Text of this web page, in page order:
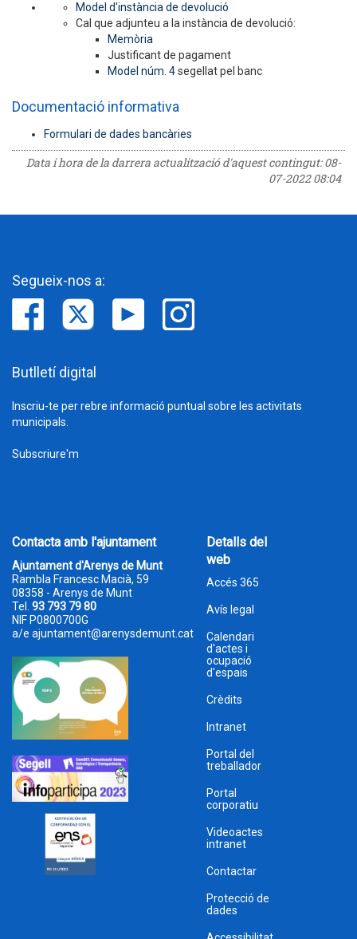
Model d'instància de devolució
Cal que adjunteu a la instància de devolució:
Memòria
Justificant de pagament
Model núm. 4segellat pel banc
Documentació informativa
Formulari de dades bancàries
Data i hora de la darrera actualització d'aquest contingut:08-
07-2022 08:04
Segueix-nos a:
Butlletí digital
Inscriu-te per rebre informació puntual sobre les activitats
municipals.
Subscriure'm
Contacta amb l'ajuntament
Ajuntament d'Arenys de Munt
Rambla Francesc Macià, 59
08358 - Arenys de Munt
Tel. 93 793 79 80
NIF P0800700G
a/e ajuntament@arenysdemunt.cat
Detalls del
web
Accés 365
Avís legal
Calendari
d'actes i
ocupació
d'espais
Crèdits
Intranet
Portal del
treballador
Portal
corporatiu
Videoactes
intranet
Contactar
Protecció de
dades